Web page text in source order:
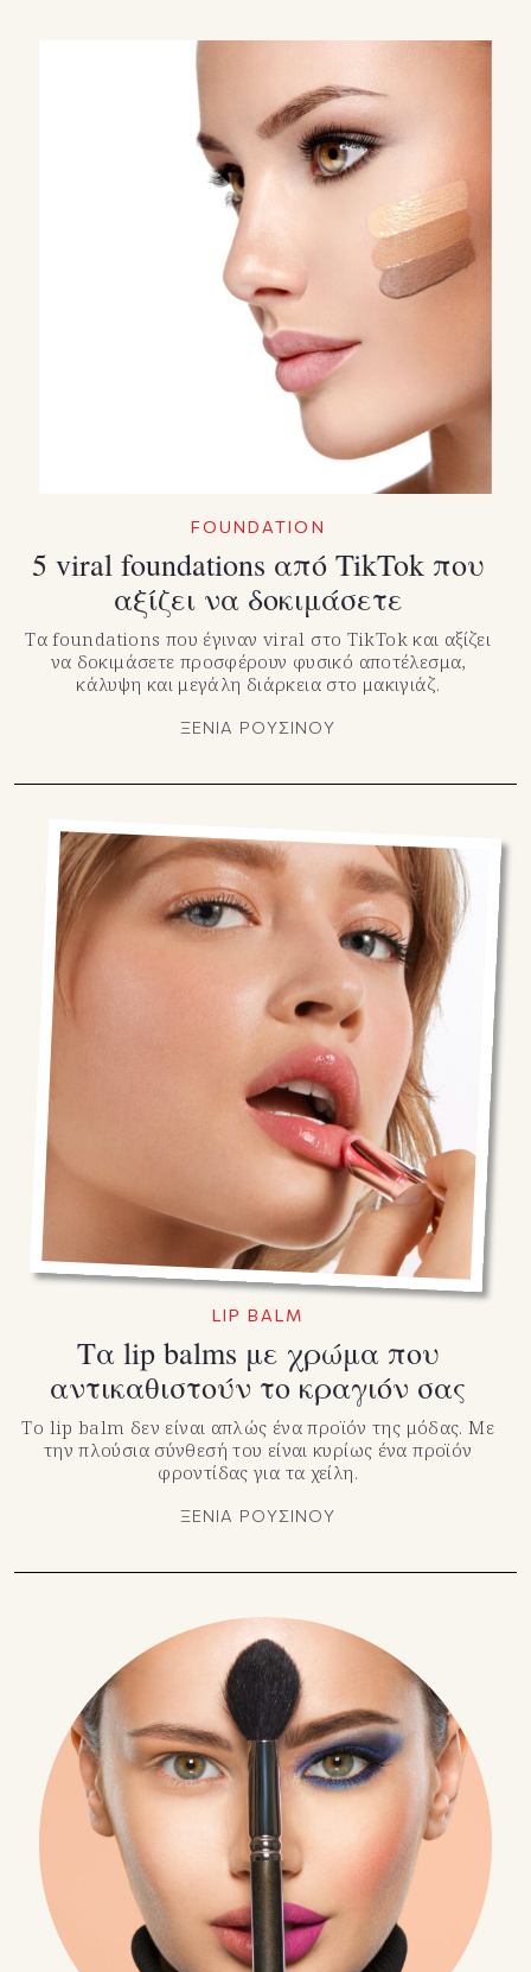
FOUNDATION
5 viral foundations από TikTok που
αξίζει να δοκιμάσετε
Τα foundations που έγιναν viral στο TikTok και αξίζει
να δοκιμάσετε προσφέρουν φυσικό αποτέλεσμα,
κάλυψη και μεγάλη διάρκεια στο μακιγιάζ.
ΞΕΝΙΑ ΡΟΥΣΙΝΟΥ
LIP BALM
Τα lip balms με χρώμα που
αντικαθιστούν το κραγιόν σας
Το lip balm δεν είναι απλώς ένα προϊόν της μόδας. Με
την πλούσια σύνθεσή του είναι κυρίως ένα προϊόν
φροντίδας για τα χείλη.
ΞΕΝΙΑ ΡΟΥΣΙΝΟΥ